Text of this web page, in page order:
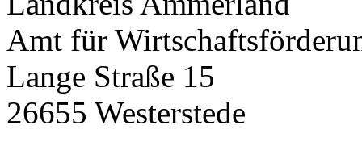
Amt für
Lange Straße 15
26655 Westerstede